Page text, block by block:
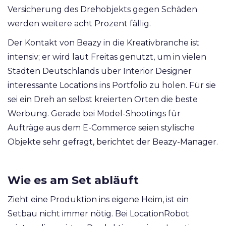
Versicherung des Drehobjekts gegen Schäden
werden weitere acht Prozent fällig.
Der Kontakt von Beazy in die Kreativbranche ist
intensiv; er wird laut Freitas genutzt, um in vielen
Städten Deutschlands über Interior Designer
interessante Locations ins Portfolio zu holen. Für sie
sei ein Dreh an selbst kreierten Orten die beste
Werbung. Gerade bei Model-Shootings für
Aufträge aus dem E-Commerce seien stylische
Objekte sehr gefragt, berichtet der Beazy-Manager.
Wie es am Set abläuft
Zieht eine Produktion ins eigene Heim, ist ein
Setbau nicht immer nötig. Bei LocationRobot